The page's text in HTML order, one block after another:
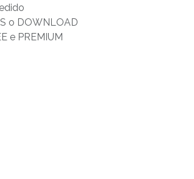
o DOWNLOAD
e PREMIUM